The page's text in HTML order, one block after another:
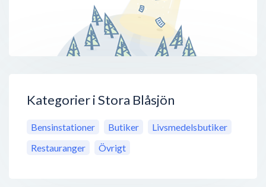
Kategorier i Stora Blåsjön
Bensinstationer Butiker
Livsmedelsbutiker
Restauranger
Övrigt